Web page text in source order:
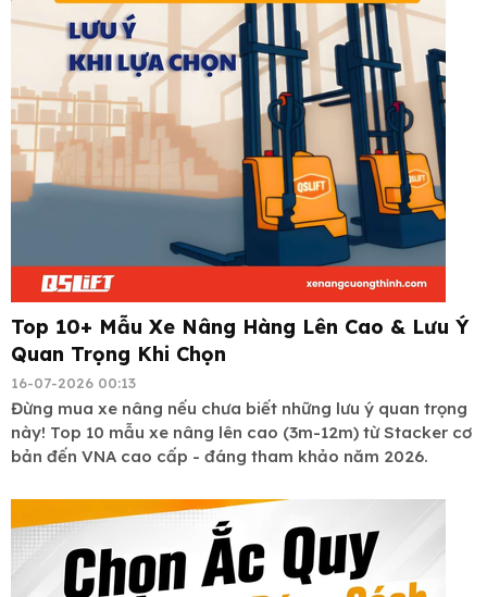
Top 10+ Mẫu Xe Nâng Hàng Lên Cao & Lưu Ý
Quan Trọng Khi Chọn
16-07-2026 00:13
Đừng mua xe nâng nếu chưa biết những lưu ý quan trọng
này! Top 10 mẫu xe nâng lên cao (3m-12m) từ Stacker cơ
bản đến VNA cao cấp - đáng tham khảo năm 2026.